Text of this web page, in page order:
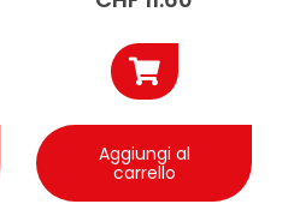
Aggiungi al
carrello